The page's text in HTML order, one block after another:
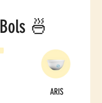
Bols 🍜
ARIS